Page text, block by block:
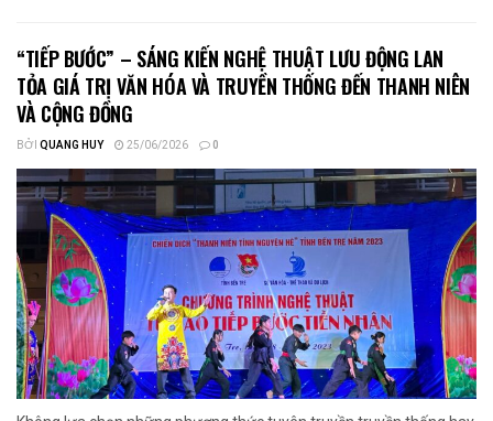
“TIẾP BƯỚC” – SÁNG KIẾN NGHỆ THUẬT LƯU ĐỘNG LAN
TỎA GIÁ TRỊ VĂN HÓA VÀ TRUYỀN THỐNG ĐẾN THANH NIÊN
VÀ CỘNG ĐỒNG
BỞI QUANG HUY 25/06/2026 0